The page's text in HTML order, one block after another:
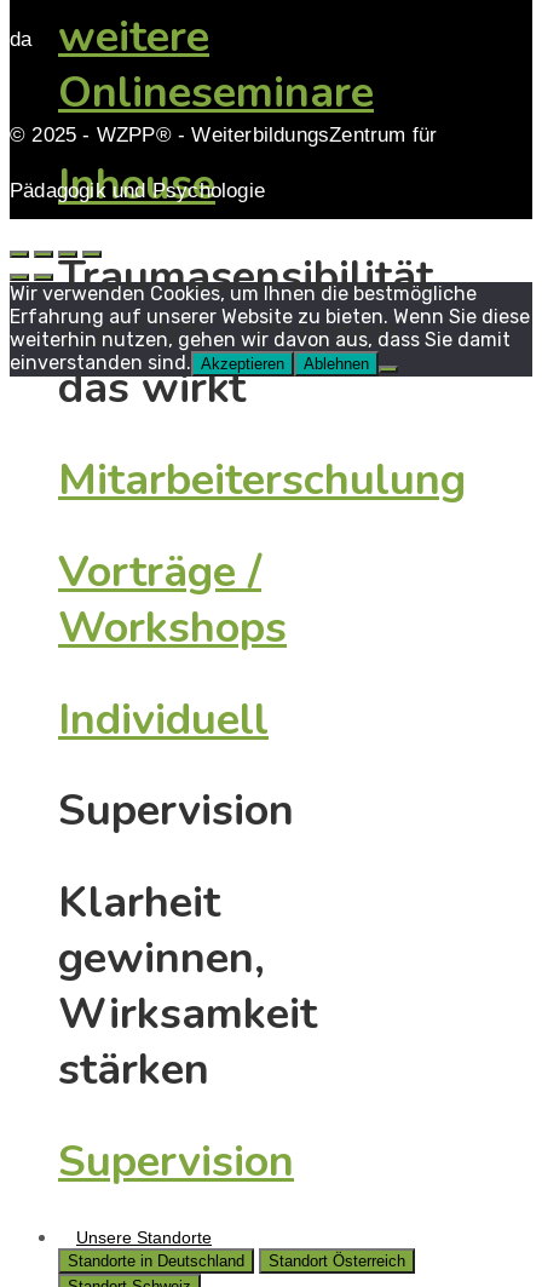
weitere
Onlineseminare
Inhouse
Traumasensibilität
vor Ort - Wissen
das wirkt
Mitarbeiterschulung
Vorträge /
Workshops
Individuell
Supervision
Klarheit
gewinnen,
Wirksamkeit
stärken
Supervision
Unsere Standorte
Standorte in Deutschland
Standort Österreich
da
© 2025 - WZPP® - WeiterbildungsZentrum für
Pädagogik und Psychologie
Wir verwenden Cookies, um Ihnen die bestmögliche
Erfahrung auf unserer Website zu bieten. Wenn Sie diese
weiterhin nutzen, gehen wir davon aus, dass Sie damit
einverstanden sind. Akzeptieren Ablehnen